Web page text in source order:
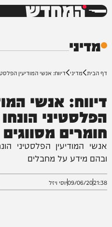
המחדש
מדיני
דף הבית מדיני דיווח: אנשי המודיעין
דיווח: אנשי
הפלסטיני
חומרים מסווגים
אנשי המודיעין הפלסטיני
ובהם מידע על מחבלים
21:38
09/06/20יוסי ויזל